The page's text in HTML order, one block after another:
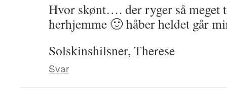
Hvor skønt…. der ryger så meget
herhjemme 🙂 håber heldet går
Solskinshilsner, Therese
Svar